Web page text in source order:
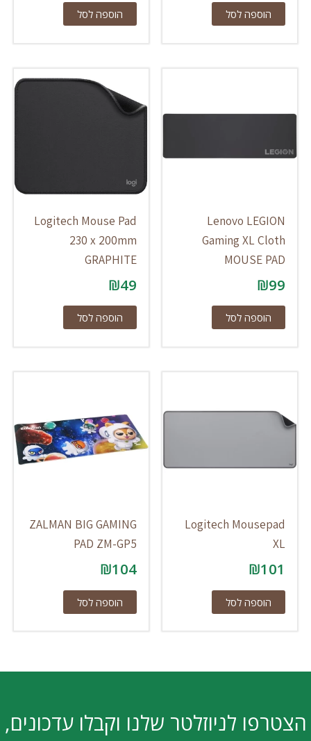
הוספה לסל הוספה לסל
Lenovo LEGION
Gaming XL Cloth
MOUSE PAD
₪99
הוספה לסל
Logitech Mouse Pad
230 x 200mm
GRAPHITE
₪49
הוספה לסל
Logitech Mousepad
XL
₪101
הוספה לסל
ZALMAN BIG GAMING
PAD ZM-GP5
₪104
הוספה לסל
הצטרפו לניוזלטר שלנו וקבלו עדכונים,